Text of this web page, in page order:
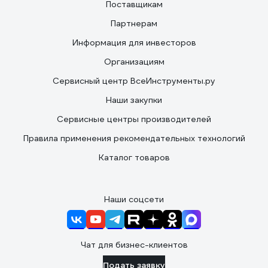
Поставщикам
Партнерам
Информация для инвесторов
Организациям
Сервисный центр ВсеИнструменты.ру
Наши закупки
Сервисные центры производителей
Правила применения рекомендательных технологий
Каталог товаров
Наши соцсети
Чат для бизнес-клиентов
Подать заявку